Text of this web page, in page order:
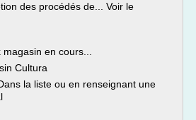
des procédés de... Voir le
en cours...
Cultura
la liste ou en renseignant une